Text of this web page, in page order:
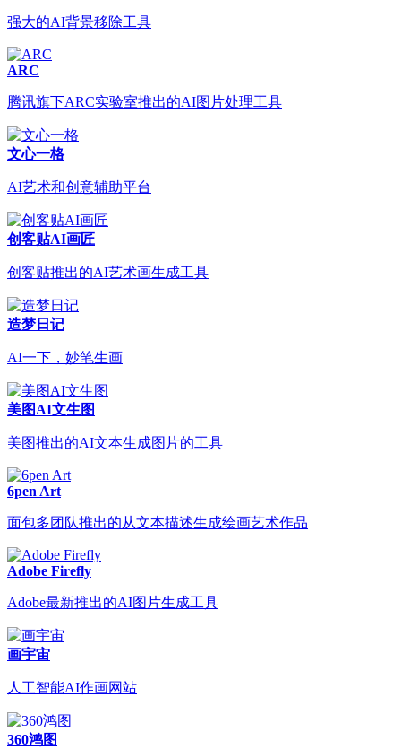
强大的AI背景移除工具
ARC
腾讯旗下ARC实验室推出的AI图片处理工具
文心一格
AI艺术和创意辅助平台
创客贴AI画匠
创客贴推出的AI艺术画生成工具
造梦日记
AI一下，妙笔生画
美图AI文生图
美图推出的AI文本生成图片的工具
6pen Art
面包多团队推出的从文本描述生成绘画艺术作品
Adobe Firefly
Adobe最新推出的AI图片生成工具
画宇宙
人工智能AI作画网站
360鸿图